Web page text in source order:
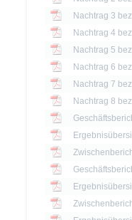
Nachtrag 3
Nachtrag 4
Nachtrag 5
Nachtrag 6
Nachtrag 7
Nachtrag 8